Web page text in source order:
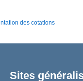
des cotations
Sites